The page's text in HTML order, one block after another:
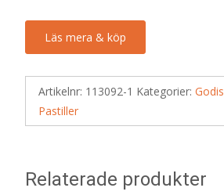
Läs mera & köp
Artikelnr: 113092-1 Kategorier: Godis
Pastiller
Relaterade produkter